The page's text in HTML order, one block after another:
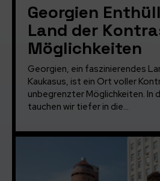
Georgien
Land der
Möglichkeiten
Georgien, ein faszinierendes
Kaukasus, ist ein Ort voller
unbegrenzter Möglichkeiten. In
tauchen wir tiefer in die...